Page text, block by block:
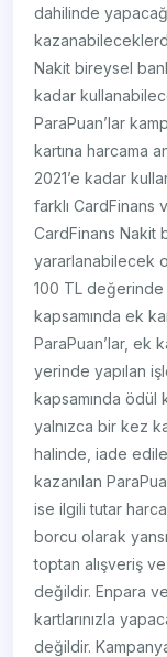
dahilinde
Nakit bireysel
kadar
ParaPuan’lar
kartına harcama
2021’e kadar
farklı CardFinans
CardFinans Nakit
yararlanabilecek
100 TL değerinde
kapsamında ek
ParaPuan’lar, ek
yerinde yapılan
kapsamında ödül
yalnızca bir kez
halinde, iade
kazanılan
ise ilgili tutar
borcu olarak
toptan alışveriş
değildir. Enpara
kartlarınızla
değildir.